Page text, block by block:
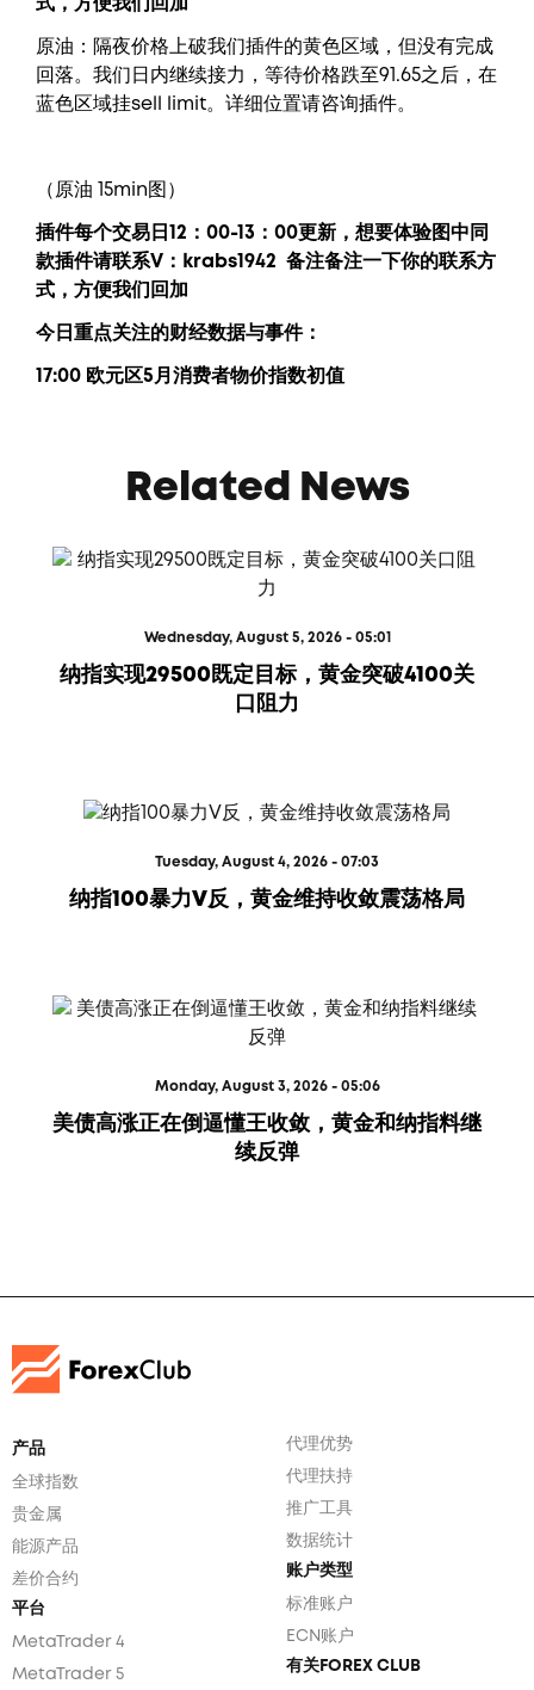
式，方便我们回加
原油：隔夜价格上破我们插件的黄色区域，但没有完成
回落。我们日内继续接力，等待价格跌至91.65之后，在
蓝色区域挂sell limit。详细位置请咨询插件。
（原油 15min图）
插件每个交易日12：00-13：00更新， 想要体验图中 同
款插件请联系V：krabs1942 备注备注一下你的联系方
式，方便我们回加
今日重点关注的财经数据与事件：
17:00 欧元区5月消费者物价指数初值
Related News
Wednesday, August 5, 2026 - 05:01
纳指实现29500既定目标，黄金突破4100关
口阻力
Tuesday, August 4, 2026 - 07:03
纳指100暴力V反，黄金维持收敛震荡格局
Monday, August 3, 2026 - 05:06
美债高涨正在倒逼懂王收敛，黄金和纳指料继
续反弹
产品
全球指数
贵金属
能源产品
差价合约
平台
MetaTrader 4
MetaTrader 5
代理优势
代理扶持
推广工具
数据统计
账户类型
标准账户
ECN账户
有关FOREX CLUB